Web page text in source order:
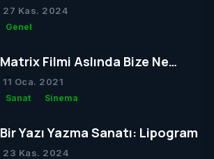
27 Kas. 2024
Genel
Matrix Filmi Aslında Bize Ne
Anlatmak İstedi?
11 Oca. 2021
Sanat Sinema
Bir Yazı Yazma Sanatı: Lipogram
23 Kas. 2024